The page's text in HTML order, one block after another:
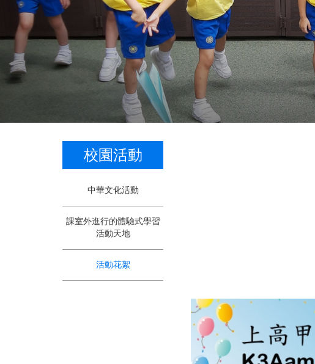
校園活動
中華文化活動
課室外進行的體驗式學習
活動天地
活動花絮